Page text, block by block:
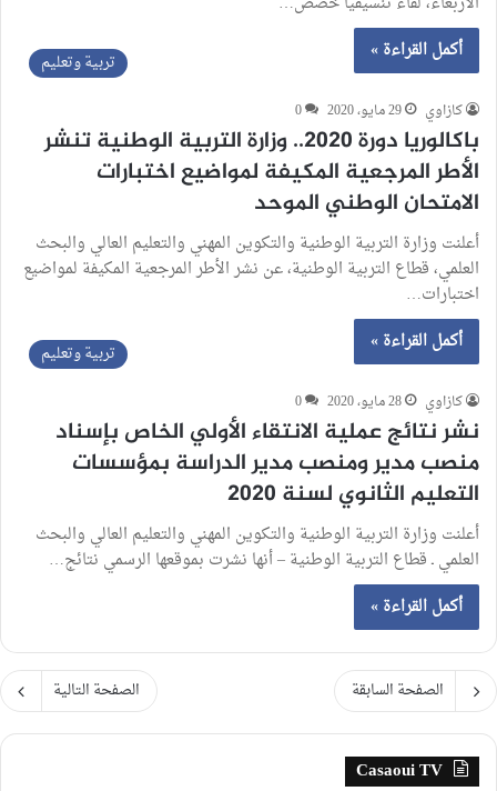
أكمل القراءة »
تربية وتعليم
كازاوي 29 مايو، 2020 0
باكالوريا دورة 2020.. وزارة التربية الوطنية تنشر
الأطر المرجعية المكيفة لمواضيع اختبارات
الامتحان الوطني الموحد
أعلنت وزارة التربية الوطنية والتكوين المهني والتعليم العالي والبحث
العلمي، قطاع التربية الوطنية، عن نشر الأطر المرجعية المكيفة لمواضيع
اختبارات…
أكمل القراءة »
تربية وتعليم
كازاوي 28 مايو، 2020 0
نشر نتائج عملية الانتقاء الأولي الخاص بإسناد
منصب مدير ومنصب مدير الدراسة بمؤسسات
التعليم الثانوي لسنة 2020
أعلنت وزارة التربية الوطنية والتكوين المهني والتعليم العالي والبحث
العلمي ـ قطاع التربية الوطنية – أنها نشرت بموقعها الرسمي نتائج…
أكمل القراءة »
الصفحة السابقة الصفحة التالية
Casaoui TV